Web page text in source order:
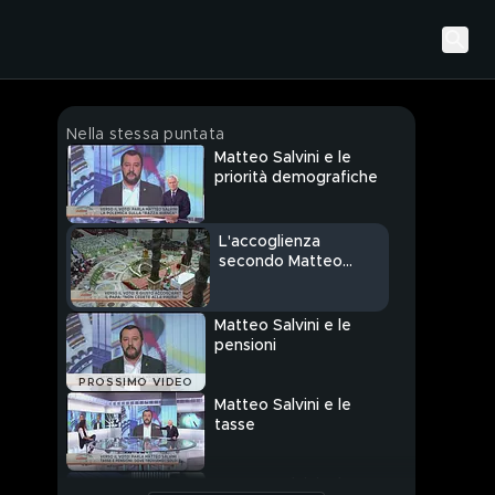
Nella stessa puntata
Matteo Salvini e le
priorità demografiche
L'accoglienza
secondo Matteo
PROSSIMO VIDEO
Matteo Salvini e le
pensioni
Matteo Salvini e le
tasse